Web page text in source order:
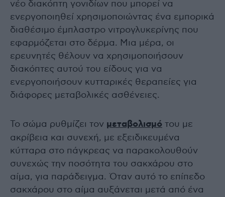
νέο διακόπτη γονιδίων που μπορεί να
ενεργοποιηθεί χρησιμοποιώντας ένα εμπορικά
διαθέσιμο έμπλαστρο νιτρογλυκερίνης που
εφαρμόζεται στο δέρμα. Μια μέρα, οι
ερευνητές θέλουν να χρησιμοποιήσουν
διακόπτες αυτού του είδους για να
ενεργοποιήσουν κυτταρικές θεραπείες για
διάφορες μεταβολικές ασθένειες.
Το σώμα ρυθμίζει τον μεταβολισμό του με
ακρίβεια και συνεχή, με εξειδικευμένα
κύτταρα στο πάγκρεας να παρακολουθούν
συνεχώς την ποσότητα του σακχάρου στο
αίμα, για παράδειγμα. Όταν αυτό το επίπεδο
σακχάρου στο αίμα αυξάνεται μετά από ένα